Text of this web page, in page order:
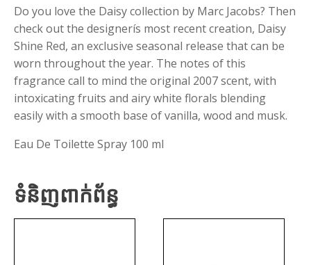
Do you love the Daisy collection by Marc Jacobs? Then
check out the designerís most recent creation, Daisy
Shine Red, an exclusive seasonal release that can be
worn throughout the year. The notes of this
fragrance call to mind the original 2007 scent, with
intoxicating fruits and airy white florals blending
easily with a smooth base of vanilla, wood and musk.
Eau De Toilette Spray 100 ml
ទំនិញពាក់ព័ន្ធ